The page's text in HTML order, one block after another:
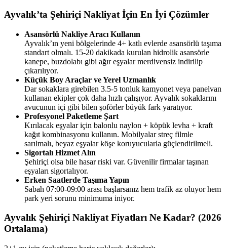
Ayvalık’ta Şehiriçi Nakliyat İçin En İyi Çözümler
Asansörlü Nakliye Aracı Kullanın
Ayvalık’ın yeni bölgelerinde 4+ katlı evlerde asansörlü taşıma
standart olmalı. 15-20 dakikada kurulan hidrolik asansörle
kanepe, buzdolabı gibi ağır eşyalar merdivensiz indirilip
çıkarılıyor.
Küçük Boy Araçlar ve Yerel Uzmanlık
Dar sokaklara girebilen 3.5-5 tonluk kamyonet veya panelvan
kullanan ekipler çok daha hızlı çalışıyor. Ayvalık sokaklarını
avucunun içi gibi bilen şoförler büyük fark yaratıyor.
Profesyonel Paketleme Şart
Kırılacak eşyalar için balonlu naylon + köpük levha + kraft
kağıt kombinasyonu kullanın. Mobilyalar streç filmle
sarılmalı, beyaz eşyalar köşe koruyucularla güçlendirilmeli.
Sigortalı Hizmet Alın
Şehiriçi olsa bile hasar riski var. Güvenilir firmalar taşınan
eşyaları sigortalıyor.
Erken Saatlerde Taşıma Yapın
Sabah 07:00-09:00 arası başlarsanız hem trafik az oluyor hem
park yeri sorunu minimuma iniyor.
Ayvalık Şehiriçi Nakliyat Fiyatları Ne Kadar? (2026
Ortalama)